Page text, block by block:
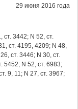
29 июня 2016 года
3442; N 52, ст.
ст. 4195, 4209; N 48,
ст. 3446; N 30, ст.
5452; N 52, ст. 6983;
9, 11; N 27, ст. 3967;